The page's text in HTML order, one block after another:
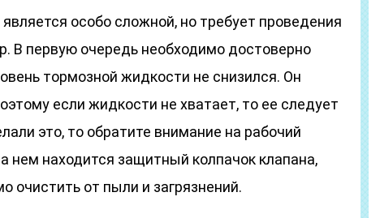
особо сложной, но требует проведения
В первую очередь необходимо достоверно
тормозной жидкости не снизился. Он
если жидкости не хватает, то ее следует
это, то обратите внимание на рабочий
нем находится защитный колпачок клапана,
очистить от пыли и загрязнений.